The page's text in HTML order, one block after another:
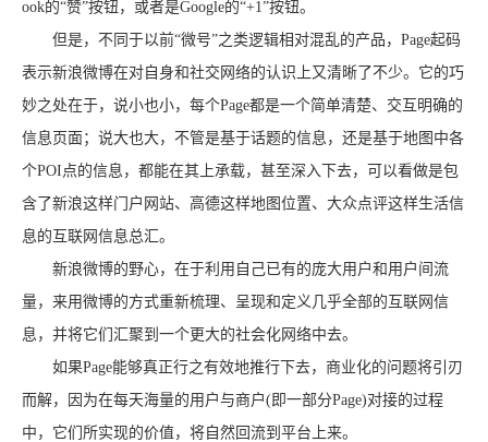
ook的“赞”按钮，或者是Google的“+1”按钮。
但是，不同于以前“微号”之类逻辑相对混乱的产品，Page起码
表示新浪微博在对自身和社交网络的认识上又清晰了不少。它的巧
妙之处在于，说小也小，每个Page都是一个简单清楚、交互明确的
信息页面；说大也大，不管是基于话题的信息，还是基于地图中各
个POI点的信息，都能在其上承载，甚至深入下去，可以看做是包
含了新浪这样门户网站、高德这样地图位置、大众点评这样生活信
息的互联网信息总汇。
新浪微博的野心，在于利用自己已有的庞大用户和用户间流
量，来用微博的方式重新梳理、呈现和定义几乎全部的互联网信
息，并将它们汇聚到一个更大的社会化网络中去。
如果Page能够真正行之有效地推行下去，商业化的问题将引刃
而解，因为在每天海量的用户与商户(即一部分Page)对接的过程
中，它们所实现的价值，将自然回流到平台上来。